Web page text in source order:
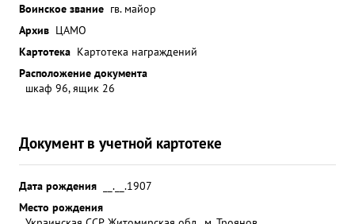
Воинское звание гв. майор
Архив ЦАМО
Картотека Картотека награждений
Расположение документа
шкаф 96, ящик 26
Документ в учетной картотеке
Дата рождения
__.__.1907
Место рождения